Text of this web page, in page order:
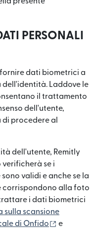
PERSONALI
dati biometrici a
Laddove le
il trattamento
dell'utente,
procedere al
dell'utente, Remitly
se i
validi e anche se la
corrispondono alla foto
i dati biometrici
sulla scansione
di Onfido
(si apre in
e